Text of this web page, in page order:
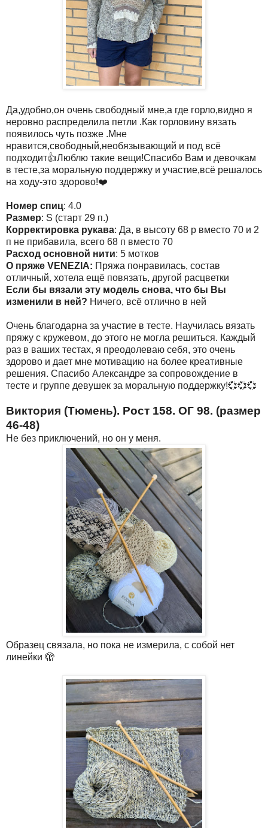
Да,удобно,он очень свободный мне,а где горло,видно я
неровно распределила петли .Как горловину вязать
появилось чуть позже .Мне
нравится,свободный,необязывающий и под всё
подходит👍Люблю такие вещи!Спасибо Вам и девочкам
в тесте,за моральную поддержку и участие,всё решалось
на ходу-это здорово!❤️
Номер спиц: 4.0
Размер: S (старт 29 п.)
Корректировка рукава: Да, в высоту 68 р вместо 70 и 2
п не прибавила, всего 68 п вместо 70
Расход основной нити: 5 мотков
О пряже VENEZIA: Пряжа понравилась, состав
отличный, хотела ещё повязать, другой расцветки
Если бы вязали эту модель снова, что бы Вы
изменили в ней? Ничего, всё отлично в ней
Очень благодарна за участие в тесте. Научилась вязать
пряжу с кружевом, до этого не могла решиться. Каждый
раз в ваших тестах, я преодолеваю себя, это очень
здорово и дает мне мотивацию на более креативные
решения. Спасибо Александре за сопровождение в
тесте и группе девушек за моральную поддержку!💞💞💞
Виктория (Тюмень). Рост 158. ОГ 98. (размер
46-48)
Не без приключений, но он у меня.
Образец связала, но пока не измерила, с собой нет
линейки 🫣